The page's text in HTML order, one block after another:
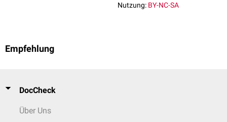
Nutzung: BY-NC-SA
Empfehlung
DocCheck
Über Uns